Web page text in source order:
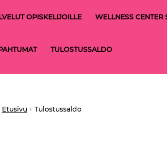
OPISKELIJOILLE WELLNESS CENTER
TULOSTUSSALDO
Etusivu Tulostussaldo